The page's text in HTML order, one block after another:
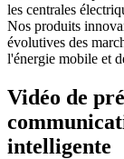
les centrales
Nos produits
évolutives des
l'énergie mobile et
Vidéo de
intelligente